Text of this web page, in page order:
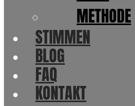
METHODE
STIMMEN
BLOG
FAQ
KONTAKT